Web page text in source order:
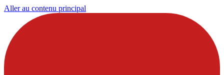
Aller au contenu principal